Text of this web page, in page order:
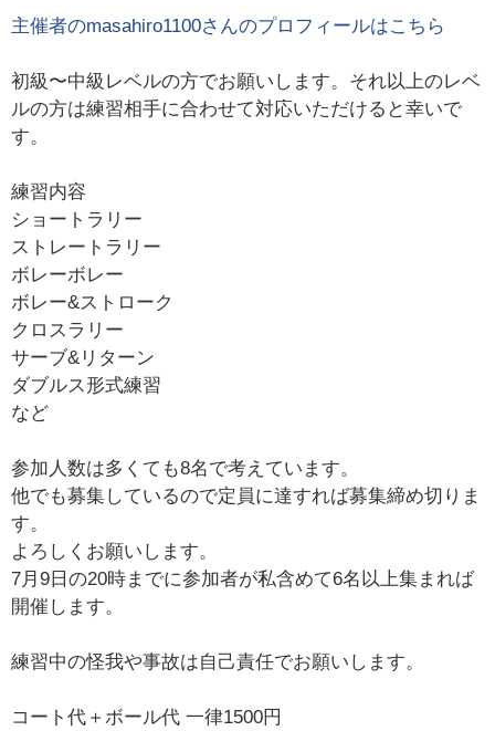
主催者のmasahiro1100さんのプロフィールはこちら
初級〜中級レベルの方でお願いします。それ以上のレベ
ルの方は練習相手に合わせて対応いただけると幸いで
す。
練習内容
ショートラリー
ストレートラリー
ボレーボレー
ボレー&ストローク
クロスラリー
サーブ&リターン
ダブルス形式練習
など
参加人数は多くても8名で考えています。
他でも募集しているので定員に達すれば募集締め切りま
す。
よろしくお願いします。
7月9日の20時までに参加者が私含めて6名以上集まれば
開催します。
練習中の怪我や事故は自己責任でお願いします。
コート代＋ボール代 一律1500円